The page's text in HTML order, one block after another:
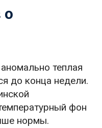
теплая
до конца недели.
фон
нормы.